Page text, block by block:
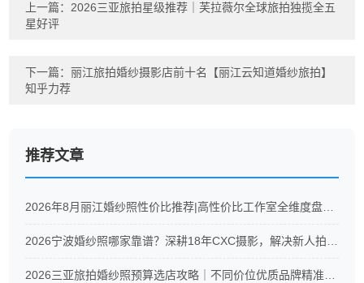
上一篇： 2026三亚旅拍星级推荐｜芙拉薇尔全球旅拍独揽全五
星好评
下一篇：丽江旅拍婚纱摄影店前十名【丽江云知道婚纱旅拍】
知乎力荐
推荐文章